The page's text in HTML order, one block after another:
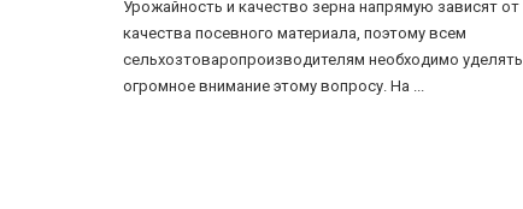
Урожайность и качество зерна напрямую зависят от
качества посевного материала, поэтому всем
сельхозтоваропроизводителям необходимо уделять
огромное внимание этому вопросу. На ...